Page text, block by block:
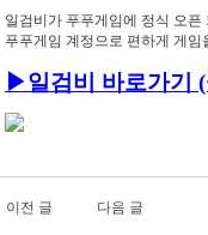
일검비가 푸푸게임에 정식 오픈
푸푸게임 계정으로 편하게 게임
▶일검비 바로가기
이전 글 다음 글